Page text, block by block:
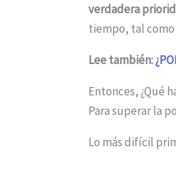
verdadera
tiempo, tal
Lee también:
Entonces, ¿Qué
Para superar la
Lo más difícil